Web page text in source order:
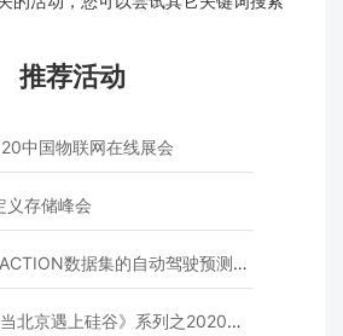
推荐活动
中国物联网在线展会
义存储峰会
数据集的自动驾驶预测模型挑战赛
京遇上硅谷》系列之2020年度开源峰会